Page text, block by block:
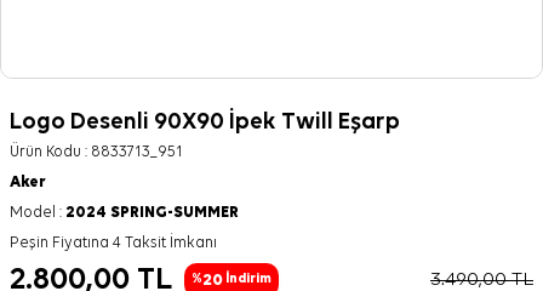
Logo Desenli 90X90 İpek Twill Eşarp
Ürün Kodu : 8833713_951
Aker
Model : 2024 SPRING-SUMMER
Peşin Fiyatına 4 Taksit İmkanı
2.800,00 TL %20 İndirim 3.490,00TL